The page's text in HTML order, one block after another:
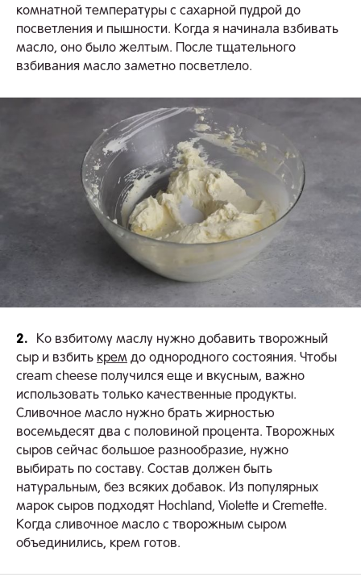
комнатной температуры с сахарной пудрой до
посветления и пышности. Когда я начинала взбивать
масло, оно было желтым. После тщательного
взбивания масло заметно посветлело.
2.
Ко взбитому маслу нужно добавить творожный
сыр и взбить крем до однородного состояния. Чтобы
cream cheese получился еще и вкусным, важно
использовать только качественные продукты.
Сливочное масло нужно брать жирностью
восемьдесят два с половиной процента. Творожных
сыров сейчас большое разнообразие, нужно
выбирать по составу. Состав должен быть
натуральным, без всяких добавок. Из популярных
марок сыров подходят Hochland, Violette и Cremette.
Когда сливочное масло с творожным сыром
объединились, крем готов.